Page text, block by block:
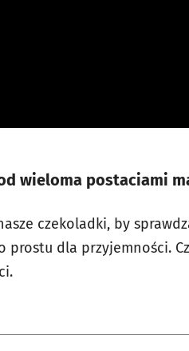
wieloma postaciami
czekoladki, by
dla przyjemności.